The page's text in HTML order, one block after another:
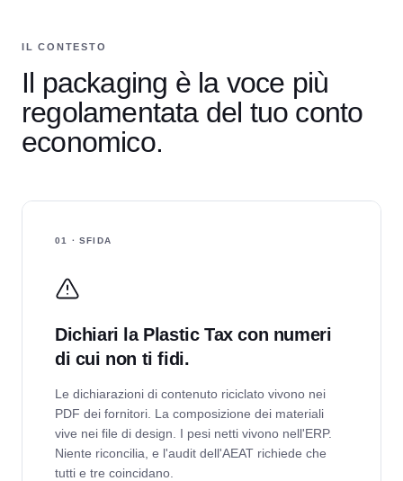
IL CONTESTO
Il packaging è la voce più
regolamentata del tuo conto
economico.
01 · SFIDA
Dichiari la Plastic Tax con numeri
di cui non ti fidi.
Le dichiarazioni di contenuto riciclato vivono nei
PDF dei fornitori. La composizione dei materiali
vive nei file di design. I pesi netti vivono nell'ERP.
Niente riconcilia, e l'audit dell'AEAT richiede che
tutti e tre coincidano.